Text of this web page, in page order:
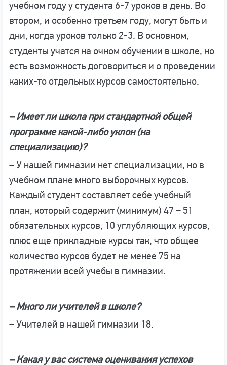
учебном году у студента 6-7 уроков в день. Во
втором, и особенно третьем году, могут быть и
дни, когда уроков только 2-3. В основном,
студенты учатся на очном обучении в школе, но
есть возможность договориться и о проведении
каких-то отдельных курсов самостоятельно.
– Имеет ли школа при стандартной общей
программе какой-либо уклон (на
специализацию)?
– У нашей гимназии нет специализации, но в
учебном плане много выборочных курсов.
Каждый студент составляет себе учебный
план, который содержит (минимум) 47 – 51
обязательных курсов, 10 углубляющих курсов,
плюс еще прикладные курсы так, что общее
количество курсов будет не менее 75 на
протяжении всей учебы в гимназии.
– Много ли учителей в школе?
– Учителей в нашей гимназии 18.
– Какая у вас система оценивания успехов